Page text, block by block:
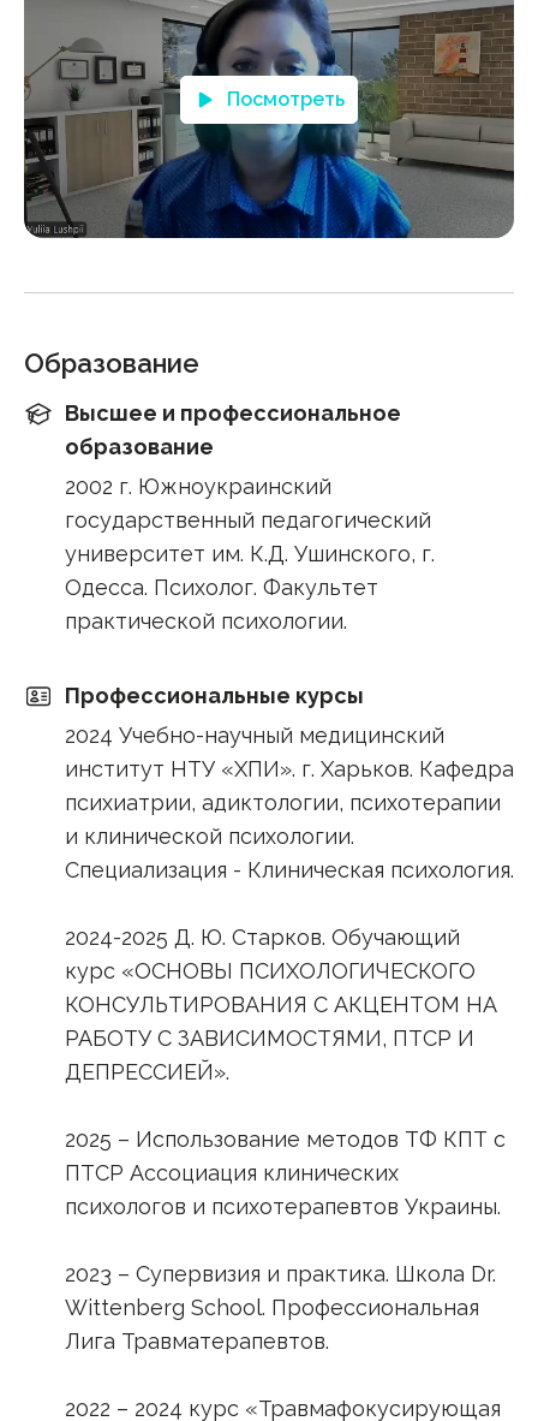
Посмотреть
Образование
Высшее и профессиональное
образование
2002 г. Южноукраинский
государственный педагогический
университет им. К.Д. Ушинского, г.
Одесса. Психолог. Факультет
практической психологии.
Профессиональные курсы
2024 Учебно-научный медицинский
институт НТУ «ХПИ». г. Харьков. Кафедра
психиатрии, адиктологии, психотерапии
и клинической психологии.
Специализация - Клиническая психология.
2024-2025 Д. Ю. Старков. Обучающий
курс «ОСНОВЫ ПСИХОЛОГИЧЕСКОГО
КОНСУЛЬТИРОВАНИЯ С АКЦЕНТОМ НА
РАБОТУ С ЗАВИСИМОСТЯМИ, ПТСР И
ДЕПРЕССИЕЙ».
2025 – Использование методов ТФ КПТ с
ПТСР Ассоциация клинических
психологов и психотерапевтов Украины.
2023 – Супервизия и практика. Школа Dr.
Wittenberg School. Профессиональная
Лига Травматерапевтов.
2022 – 2024 курс «Травмафокусирующая